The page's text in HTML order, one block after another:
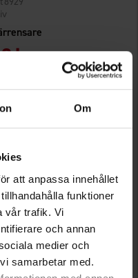
Om
att anpassa innehållet
funktioner
vår trafik. Vi
och annan
medier och
samarbetar med.
kr
Mountain
3185